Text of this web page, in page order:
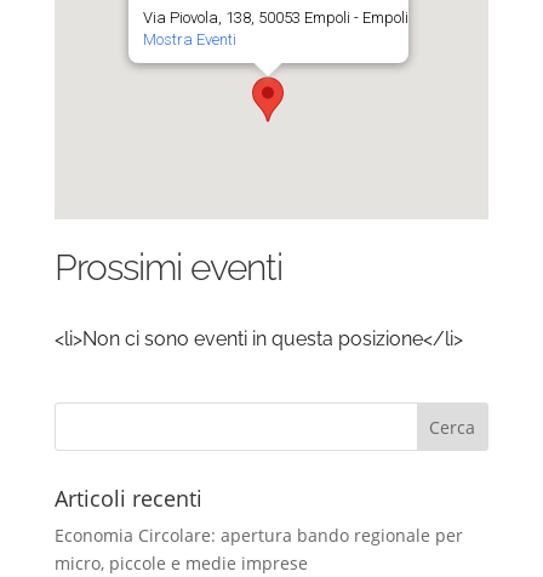
Via Piovola, 138, 50053 Empoli - Empoli
Mostra Eventi
Prossimi eventi
<li>Non ci sono eventi in questa posizione</li>
Articoli recenti
Economia Circolare: apertura bando regionale per
micro, piccole e medie imprese